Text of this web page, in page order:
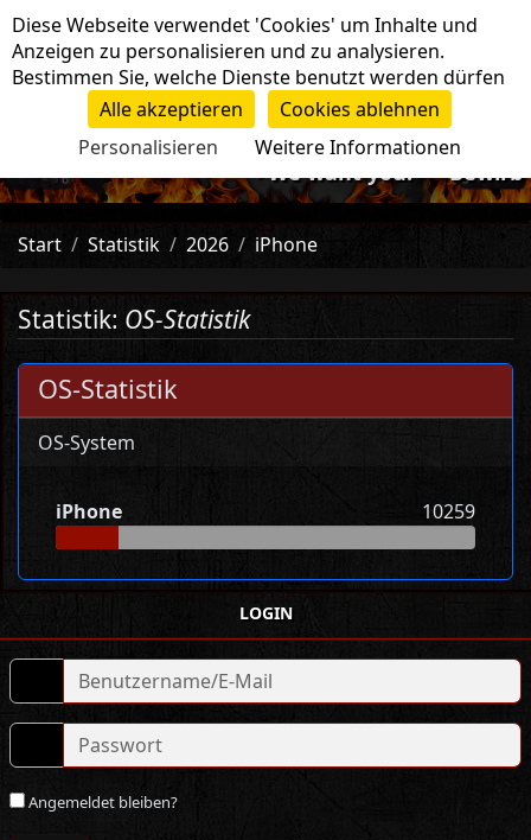
Navigation
-=>We want you!<=- Bewirb
Start Statistik 2026 iPhone
Statistik: OS-Statistik
OS-Statistik
OS-System
iPhone 10259
LOGIN
Angemeldet bleiben?
Cookie-Einstellungen
Diese Webseite verwendet 'Cookies' um Inhalte und
Anzeigen zu personalisieren und zu analysieren.
Bestimmen Sie, welche Dienste benutzt werden dürfen
Alle akzeptieren
Cookies ablehnen
Personalisieren
Weitere Informationen